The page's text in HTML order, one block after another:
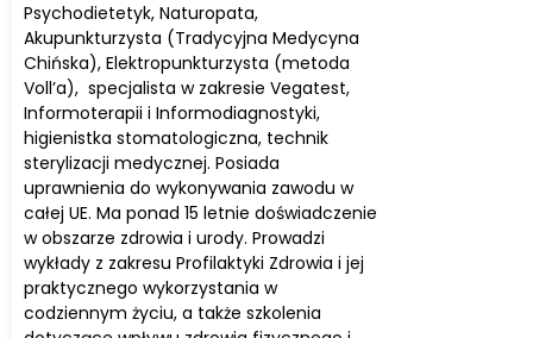
Psychodietetyk, Naturopata,
Akupunkturzysta (Tradycyjna Medycyna
Chińska), Elektropunkturzysta (metoda
Voll’a), specjalista w zakresie Vegatest,
Informoterapii i Informodiagnostyki,
higienistka stomatologiczna, technik
sterylizacji medycznej. Posiada
uprawnienia do wykonywania zawodu w
całej UE. Ma ponad 15 letnie doświadczenie
w obszarze zdrowia i urody. Prowadzi
wykłady z zakresu Profilaktyki Zdrowia i jej
praktycznego wykorzystania w
codziennym życiu, a także szkolenia